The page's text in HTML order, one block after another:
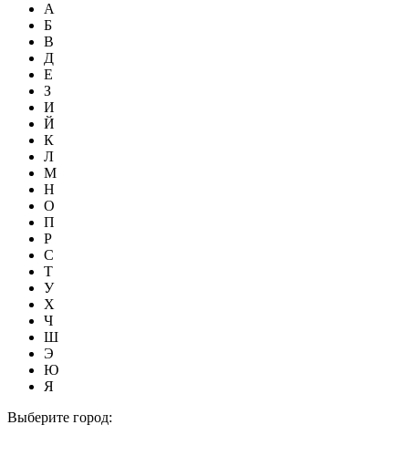
А
Б
В
Д
Е
З
И
Й
К
Л
М
Н
О
П
Р
С
Т
У
Х
Ч
Ш
Э
Ю
Я
Выберите город: